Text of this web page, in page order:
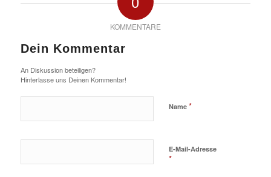
KOMMENTARE
Dein Kommentar
An Diskussion beteiligen?
Hinterlasse uns Deinen Kommentar!
Name *
E-Mail-Adresse
*